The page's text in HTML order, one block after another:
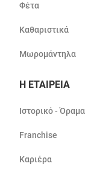
Φέτα
Καθαριστικά
Μωρομάντηλα
Η ΕΤΑΙΡΕΙΑ
Ιστορικό - Όραμα
Franchise
Καριέρα